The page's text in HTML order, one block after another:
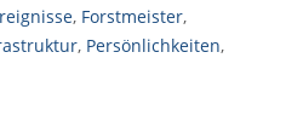
, Forstmeister,
, Persönlichkeiten,